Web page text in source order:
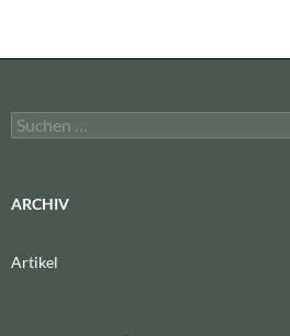
Suchen
nach:
ARCHIV
Artikel